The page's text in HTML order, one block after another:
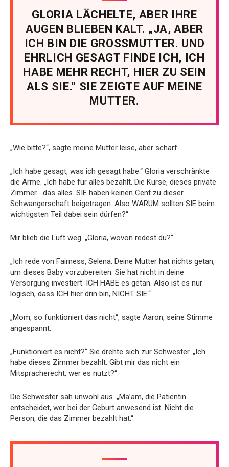
GLORIA LÄCHELTE, ABER IHRE
AUGEN BLIEBEN KALT. „JA, ABER
ICH BIN DIE GROSSMUTTER. UND
EHRLICH GESAGT FINDE ICH, ICH
HABE MEHR RECHT, HIER ZU SEIN
ALS SIE.“ SIE ZEIGTE AUF MEINE
MUTTER.
„Wie bitte?“, sagte meine Mutter leise, aber scharf.
„Ich habe gesagt, was ich gesagt habe.“ Gloria verschränkte
die Arme. „Ich habe für alles bezahlt. Die Kurse, dieses private
Zimmer… das alles. SIE haben keinen Cent zu dieser
Schwangerschaft beigetragen. Also WARUM sollten SIE beim
wichtigsten Teil dabei sein dürfen?“
Mir blieb die Luft weg. „Gloria, wovon redest du?“
„Ich rede von Fairness, Selena. Deine Mutter hat nichts getan,
um dieses Baby vorzubereiten. Sie hat nicht in deine
Versorgung investiert. ICH HABE es getan. Also ist es nur
logisch, dass ICH hier drin bin, NICHT SIE.“
„Mom, so funktioniert das nicht“, sagte Aaron, seine Stimme
angespannt.
„Funktioniert es nicht?“ Sie drehte sich zur Schwester. „Ich
habe dieses Zimmer bezahlt. Gibt mir das nicht ein
Mitspracherecht, wer es nutzt?“
Die Schwester sah unwohl aus. „Ma’am, die Patientin
entscheidet, wer bei der Geburt anwesend ist. Nicht die
Person, die das Zimmer bezahlt hat.“